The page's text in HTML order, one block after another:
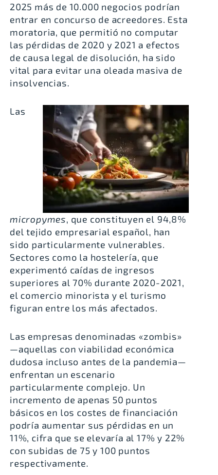
2025 más de 10.000 negocios podrían
entrar en concurso de acreedores. Esta
moratoria, que permitió no computar
las pérdidas de 2020 y 2021 a efectos
de causa legal de disolución, ha sido
vital para evitar una oleada masiva de
insolvencias.
Las
micropymes, que constituyen el 94,8%
del tejido empresarial español, han
sido particularmente vulnerables.
Sectores como la hostelería, que
experimentó caídas de ingresos
superiores al 70% durante 2020-2021,
el comercio minorista y el turismo
figuran entre los más afectados.
Las empresas denominadas «zombis»
—aquellas con viabilidad económica
dudosa incluso antes de la pandemia—
enfrentan un escenario
particularmente complejo. Un
incremento de apenas 50 puntos
básicos en los costes de financiación
podría aumentar sus pérdidas en un
11%, cifra que se elevaría al 17% y 22%
con subidas de 75 y 100 puntos
respectivamente.